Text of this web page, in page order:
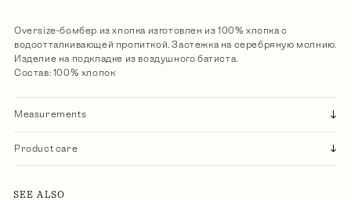
Oversize-бомбер из хлопка изготовлен из 100% хлопка с
водоотталкивающей пропиткой. Застежка на серебряную молнию.
Изделие на подкладке из воздушного батиста.
Состав: 100% хлопок
Measurements
Product care
SEE ALSO